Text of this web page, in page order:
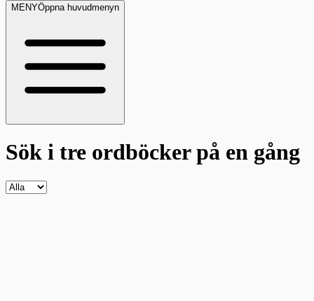
MENYÖppna huvudmenyn
Sök i tre ordböckerpå en gång